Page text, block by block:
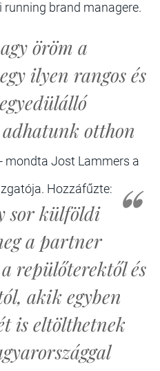
running brand managere.
öröm a
ilyen rangos és
otthon
- mondta Jost Lammers a
Hozzáfűzte:
sor külföldi
a partner
repülőterektől és
akik egyben
is eltölthetnek